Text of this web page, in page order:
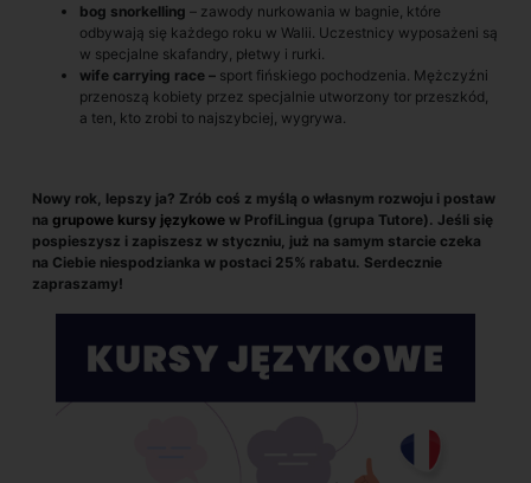
bog snorkelling – zawody nurkowania w bagnie, które
odbywają się każdego roku w Walii. Uczestnicy wyposażeni są
w specjalne skafandry, płetwy i rurki.
wife carrying race – sport fińskiego pochodzenia. Mężczyźni
przenoszą kobiety przez specjalnie utworzony tor przeszkód,
a ten, kto zrobi to najszybciej, wygrywa.
Nowy rok, lepszy ja? Zrób coś z myślą o własnym rozwoju i postaw
na grupowe kursy językowe w ProfiLingua (grupa Tutore). Jeśli się
pospieszysz i zapiszesz w styczniu, już na samym starcie czeka
na Ciebie niespodzianka w postaci 25% rabatu. Serdecznie
zapraszamy!